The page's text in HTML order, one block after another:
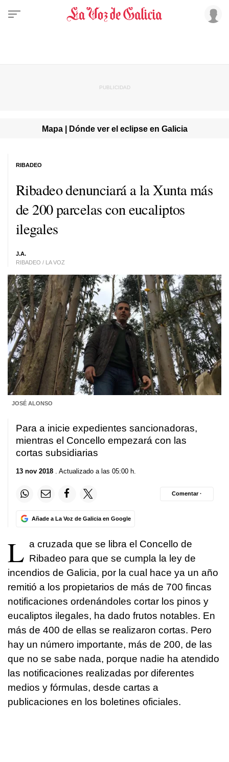
Mapa | Dónde ver el eclipse en Galicia
Ribadeo denunciará a la Xunta más
de 200 parcelas con eucaliptos
ilegales
J.A.
RIBADEO / LA VOZ
RIBADEO
JOSÉ ALONSO
Para a inicie expedientes sancionadoras,
mientras el Concello empezará con las
cortas subsidiarias
13 nov 2018 . Actualizado a las 05:00 h.
Añade a La Voz de Galicia en Google
Comentar ·
L a cruzada que se libra el Concello de
Ribadeo para que se cumpla la ley de
incendios de Galicia, por la cual hace ya un año
remitió a los propietarios de más de 700 fincas
notificaciones ordenándoles cortar los pinos y
eucaliptos ilegales, ha dado frutos notables. En
más de 400 de ellas se realizaron cortas. Pero
hay un número importante, más de 200, de las
que no se sabe nada, porque nadie ha atendido
las notificaciones realizadas por diferentes
medios y fórmulas, desde cartas a
publicaciones en los boletines oficiales.